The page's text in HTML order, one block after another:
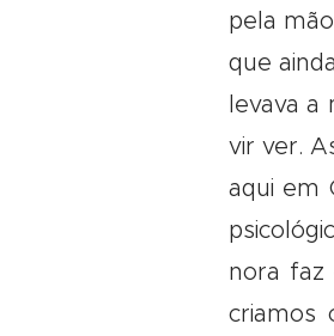
pela
que
levava a
vir ver.
aqui em
nora faz
criamos